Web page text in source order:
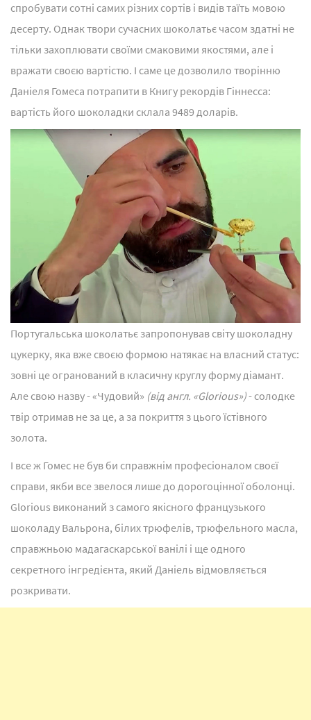
спробувати сотні самих різних сортів і видів таїть мовою
десерту. Однак твори сучасних шоколатьє часом здатні не
тільки захоплювати своїми смаковими якостями, але і
вражати своєю вартістю. І саме це дозволило творінню
Даніеля Гомеса потрапити в Книгу рекордів Гіннесса:
вартість його шоколадки склала 9489 доларів.
Португальська шоколатьє запропонував світу шоколадну
цукерку, яка вже своєю формою натякає на власний статус:
зовні це огранований в класичну круглу форму діамант.
Але свою назву - «Чудовий» (від англ. «Glorious»)- солодке
твір отримав не за це, а за покриття з цього їстівного
золота.
І все ж Гомес не був би справжнім професіоналом своєї
справи, якби все звелося лише до дорогоцінної оболонці.
Glorious виконаний з самого якісного французького
шоколаду Вальрона, білих трюфелів, трюфельного масла,
справжньою мадагаскарської ванілі і ще одного
секретного інгредієнта, який Даніель відмовляється
розкривати.